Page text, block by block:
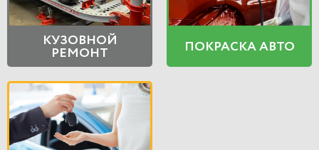
КУЗОВНОЙ
РЕМОНТ ПОКРАСКА АВТО